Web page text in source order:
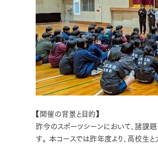
【開催の背景と目的】
昨今のスポーツシーンにおいて、諸課
す。 本コースでは昨年度より、高校生